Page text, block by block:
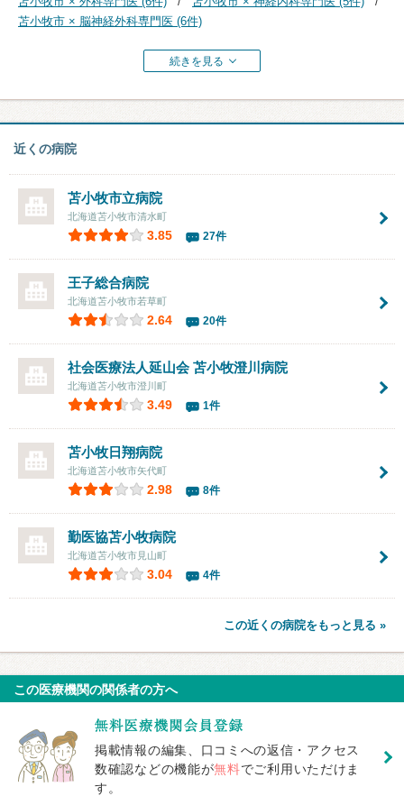
苫小牧市 × 脳神経外科専門医 (6件)
続きを見る
近くの病院
苫小牧市立病院
北海道苫小牧市清水町
3.85 27件
王子総合病院
北海道苫小牧市若草町
2.64 20件
社会医療法人延山会 苫小牧澄川病院
北海道苫小牧市澄川町
3.49 1件
苫小牧日翔病院
北海道苫小牧市矢代町
2.98 8件
勤医協苫小牧病院
北海道苫小牧市見山町
3.04 4件
この近くの病院をもっと見る »
この医療機関の関係者の方へ
掲載情報の編集、口コミへの返信・アクセス
数確認などの機能が無料でご利用いただけま
す。